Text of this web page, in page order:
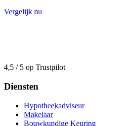
Vergelijk nu
4,5 / 5 op Trustpilot
Diensten
Hypotheekadviseur
Makelaar
Bouwkundige Keuring